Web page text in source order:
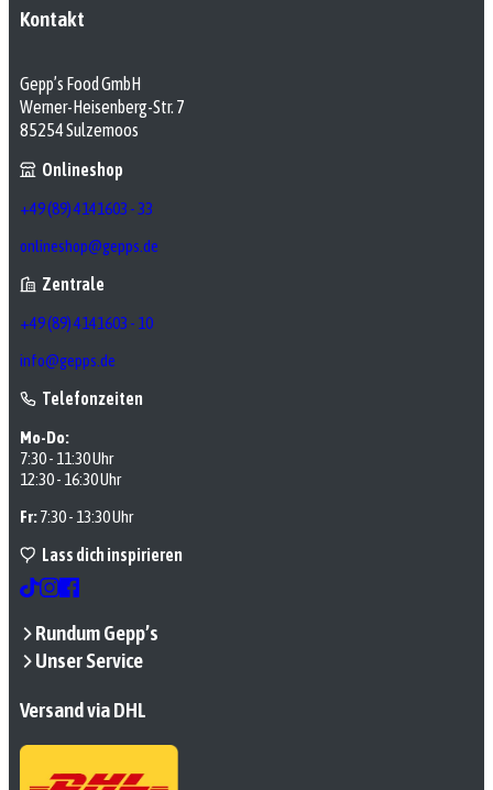
Kontakt
Gepp’s Food GmbH
Werner-Heisenberg-Str. 7
85254 Sulzemoos
Onlineshop
+49 (89) 4141603 - 33
onlineshop@gepps.de
Zentrale
+49 (89) 4141603 - 10
info@gepps.de
Telefonzeiten
Mo-Do:
7:30 - 11:30 Uhr
12:30 - 16:30 Uhr
Fr:7:30 - 13:30 Uhr
Lass dich inspirieren
Rundum Gepp’s
Unser Service
Versand via DHL